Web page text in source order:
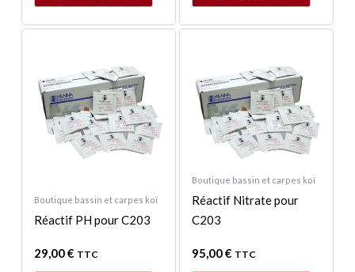
Boutique bassin et carpes koï
Réactif PH pour C203
29,00€ TTC
Boutique bassin et carpes koï
Réactif Nitrate pour
C203
95,00€ TTC